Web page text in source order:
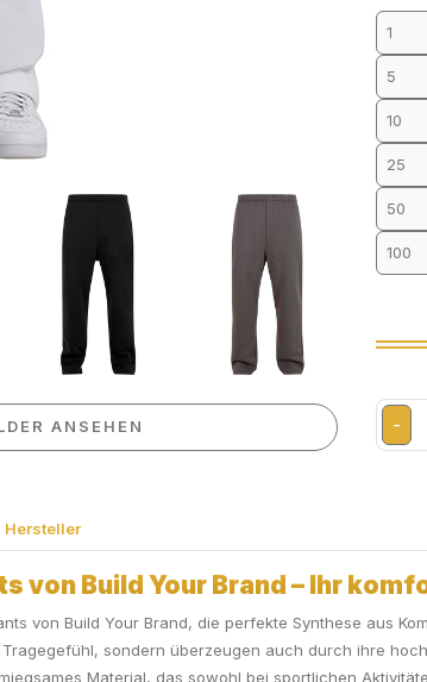
ANSEHEN
1
5
10
25
50
100
-
Hersteller
von Build Your Brand – Ihr
von Build Your Brand, die perfekte Synthese aus
sondern überzeugen auch durch ihre
Material, das sowohl bei sportlichen